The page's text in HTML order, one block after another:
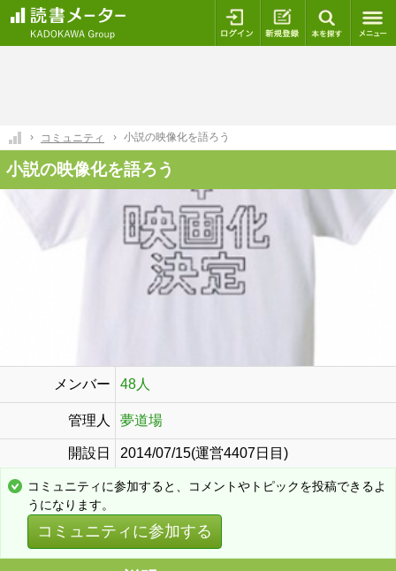
ログイン 新規登録
コミュニティ 小説の映像化を語ろう
小説の映像化を語ろう
メンバー 48人
管理人 夢道場
開設日 2014/07/15(運営4407日目)
コミュニティに参加すると、コメントやトピックを投稿できるよ
うになります。
コミュニティに参加する